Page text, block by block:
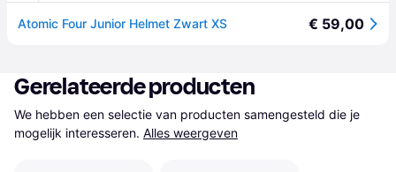
Atomic Four Junior Helmet Zwart XS € 59,00
Gerelateerde producten
We hebben een selectie van producten samengesteld die je
mogelijk interesseren. Alles weergeven